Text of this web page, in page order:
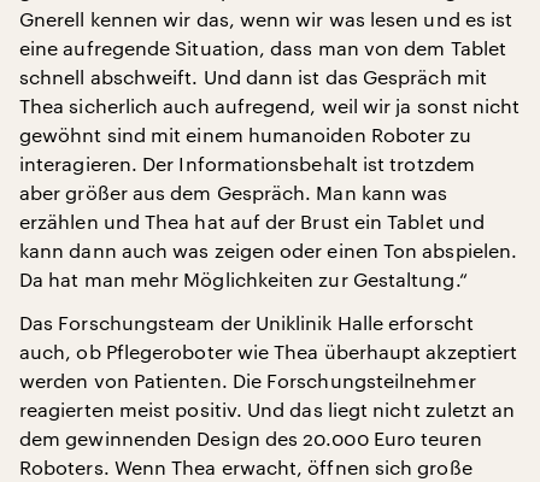
Gnerell kennen wir das, wenn wir was lesen und es ist
eine aufregende Situation, dass man von dem Tablet
schnell abschweift. Und dann ist das Gespräch mit
Thea sicherlich auch aufregend, weil wir ja sonst nicht
gewöhnt sind mit einem humanoiden Roboter zu
interagieren. Der Informationsbehalt ist trotzdem
aber größer aus dem Gespräch. Man kann was
erzählen und Thea hat auf der Brust ein Tablet und
kann dann auch was zeigen oder einen Ton abspielen.
Da hat man mehr Möglichkeiten zur Gestaltung.“
Das Forschungsteam der Uniklinik Halle erforscht
auch, ob Pflegeroboter wie Thea überhaupt akzeptiert
werden von Patienten. Die Forschungsteilnehmer
reagierten meist positiv. Und das liegt nicht zuletzt an
dem gewinnenden Design des 20.000 Euro teuren
Roboters. Wenn Thea erwacht, öffnen sich große